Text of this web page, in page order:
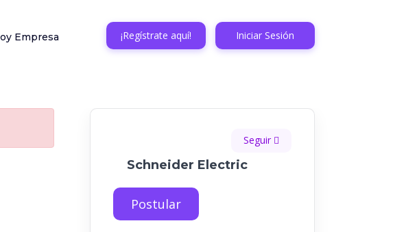
Empresa ¡Regístrate aquí! Iniciar Sesión
Seguir
Schneider Electric
Postular